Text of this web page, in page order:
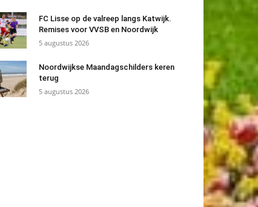
FC Lisse op de valreep langs Katwijk.
Remises voor VVSB en Noordwijk
5 augustus 2026
Noordwijkse Maandagschilders keren
terug
5 augustus 2026